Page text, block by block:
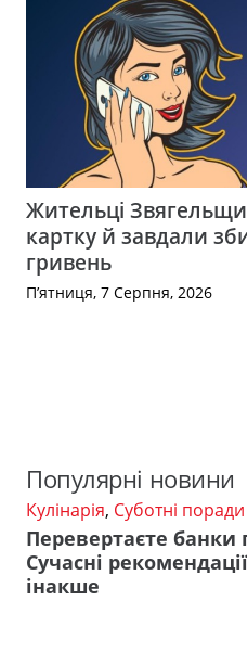
Жительці
картку й завдали
гривень
П’ятниця, 7 Серпня, 2026
Популярні новини
Кулінарія, Суботні поради
Перевертаєте банки
Сучасні
інакше